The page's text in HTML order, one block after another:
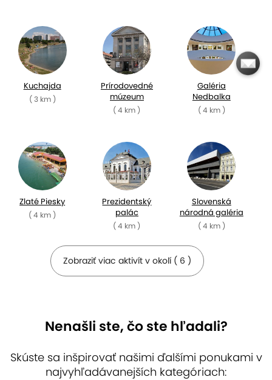
Kuchajda
( 3 km )
Prírodovedné
múzeum
( 4 km )
Galéria
Nedbalka
( 4 km )
Zlaté Piesky
( 4 km )
Prezidentský
palác
( 4 km )
Slovenská
národná galéria
( 4 km )
Zobraziť viac aktivít v okolí ( 6 )
Maximiliánova
Michalská brána
Múzeum
Nenašli ste, čo ste hľadali?
Skúste sa inšpirovať našimi ďalšími ponukami v
najvyhľadávanejších kategóriach: